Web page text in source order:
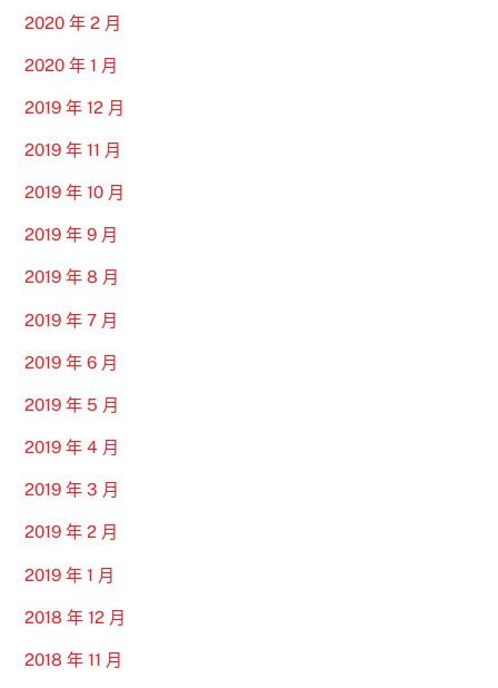
2020 年 2 月
2020 年 1 月
2019 年 12 月
2019 年 11 月
2019 年 10 月
2019 年 9 月
2019 年 8 月
2019 年 7 月
2019 年 6 月
2019 年 5 月
2019 年 4 月
2019 年 3 月
2019 年 2 月
2019 年 1 月
2018 年 12 月
2018 年 11 月